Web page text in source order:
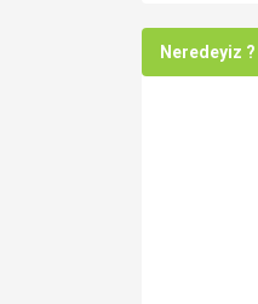
Neredeyiz ?